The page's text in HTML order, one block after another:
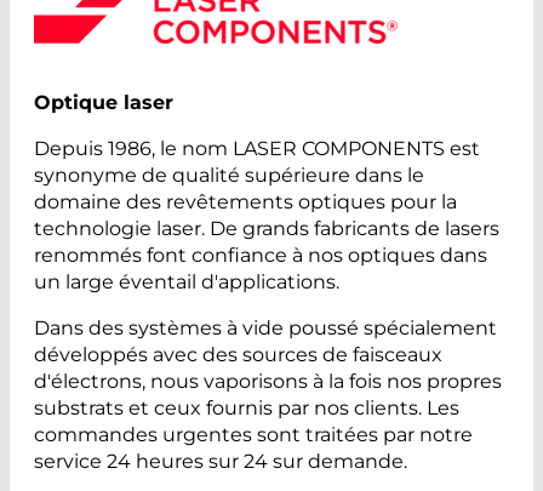
Optique laser
Depuis 1986, le nom LASER COMPONENTS est
synonyme de qualité supérieure dans le
domaine des revêtements optiques pour la
technologie laser. De grands fabricants de lasers
renommés font confiance à nos optiques dans
un large éventail d'applications.
Dans des systèmes à vide poussé spécialement
développés avec des sources de faisceaux
d'électrons, nous vaporisons à la fois nos propres
substrats et ceux fournis par nos clients. Les
commandes urgentes sont traitées par notre
service 24 heures sur 24 sur demande.